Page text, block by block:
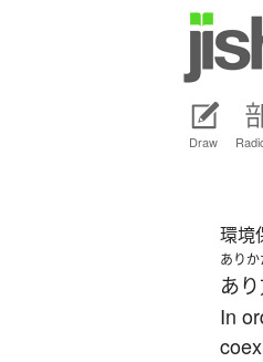
Draw
環境
ありか
あ
In